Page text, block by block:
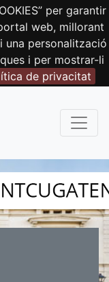
per garantir
web, millorant
una personalització
i per mostrar-li
de privacitat